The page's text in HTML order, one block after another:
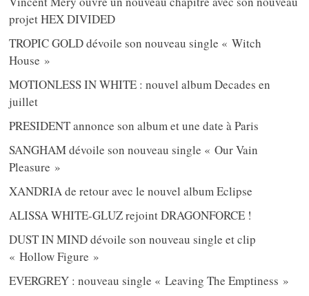
projet HEX DIVIDED
TROPIC GOLD dévoile son nouveau single « Witch
House »
MOTIONLESS IN WHITE : nouvel album Decades en
juillet
PRESIDENT annonce son album et une date à Paris
SANGHAM dévoile son nouveau single « Our Vain
Pleasure »
XANDRIA de retour avec le nouvel album Eclipse
ALISSA WHITE-GLUZ rejoint DRAGONFORCE !
DUST IN MIND dévoile son nouveau single et clip
« Hollow Figure »
EVERGREY : nouveau single « Leaving The Emptiness »